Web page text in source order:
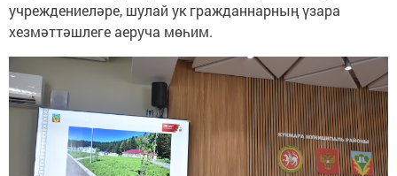
учреждениеләре, шулай ук гражданнарның үзара
хезмәттәшлеге аеруча мөһим.